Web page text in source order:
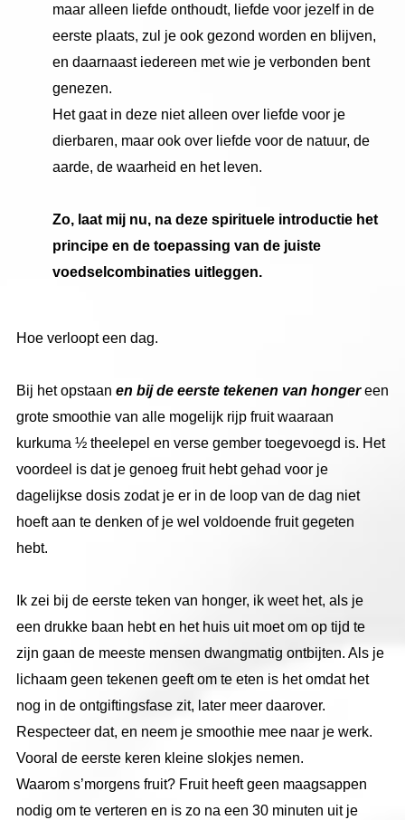
maar alleen liefde onthoudt, liefde voor jezelf in de
eerste plaats, zul je ook gezond worden en blijven,
en daarnaast iedereen met wie je verbonden bent
genezen.
Het gaat in deze niet alleen over liefde voor je
dierbaren, maar ook over liefde voor de natuur, de
aarde, de waarheid en het leven.
Zo, laat mij nu, na deze spirituele introductie het
principe en de toepassing van de juiste
voedselcombinaties uitleggen.
Hoe verloopt een dag.
Bij het opstaan en bij de eerste tekenen van hongereen
grote smoothie van alle mogelijk rijp fruit waaraan
kurkuma ½ theelepel en verse gember toegevoegd is. Het
voordeel is dat je genoeg fruit hebt gehad voor je
dagelijkse dosis zodat je er in de loop van de dag niet
hoeft aan te denken of je wel voldoende fruit gegeten
hebt.
Ik zei bij de eerste teken van honger, ik weet het, als je
een drukke baan hebt en het huis uit moet om op tijd te
zijn gaan de meeste mensen dwangmatig ontbijten. Als je
lichaam geen tekenen geeft om te eten is het omdat het
nog in de ontgiftingsfase zit, later meer daarover.
Respecteer dat, en neem je smoothie mee naar je werk.
Vooral de eerste keren kleine slokjes nemen.
Waarom s’morgens fruit? Fruit heeft geen maagsappen
nodig om te verteren en is zo na een 30 minuten uit je